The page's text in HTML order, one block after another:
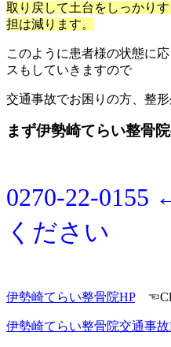
取り戻して土台をしっかり
担は減ります。
このように患者様の状態に
スもしていきますので
交通事故でお困りの方、整
まず伊勢崎てらい整骨
0270-22-0155
ください
伊勢崎てらい整骨院HP
伊勢崎てらい整骨院交通事故